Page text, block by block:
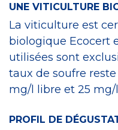
UNE VITICULTURE
La viticulture est
biologique Ecocert
utilisées sont
taux de soufre
mg/l libre et 25 mg/
PROFIL DE